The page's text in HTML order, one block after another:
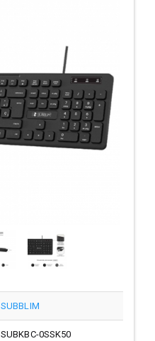
SUBBLIM
SUBKBC-0SSK50